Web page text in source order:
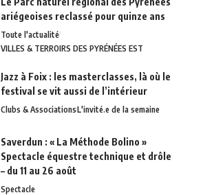
ariégeoises reclassé pour quinze ans
Toute l'actualité
VILLES & TERROIRS DES PYRÉNÉES EST
Jazz à Foix : les masterclasses, là où le
festival se vit aussi de l’intérieur
Clubs & AssociationsL'invité.e de la semaine
Saverdun : « La Méthode Bolino »
Spectacle équestre technique et drôle
– du 11 au 26 août
Spectacle